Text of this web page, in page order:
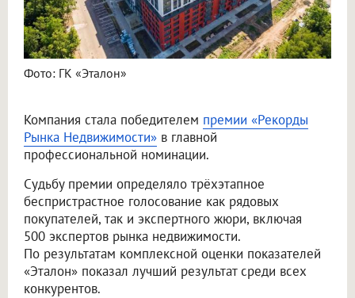
Фото: ГК «Эталон»
Компания стала победителем премии «Рекорды
Рынка Недвижимости» в главной
профессиональной номинации.
Судьбу премии определяло трёхэтапное
беспристрастное голосование как рядовых
покупателей, так и экспертного жюри, включая
500 экспертов рынка недвижимости.
По результатам комплексной оценки показателей
«Эталон» показал лучший результат среди всех
конкурентов.